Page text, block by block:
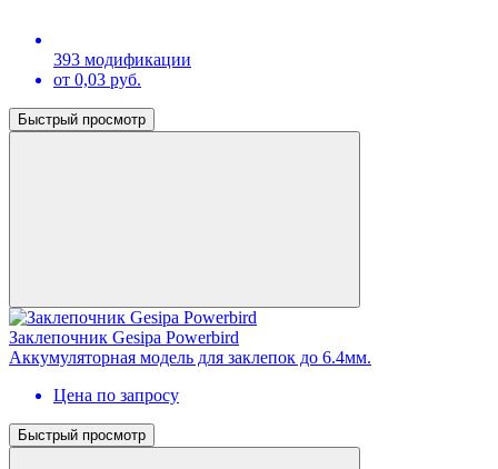
393 модификации
от 0,03 руб.
Быстрый просмотр
Заклепочник Gesipa Powerbird
Аккумуляторная модель для заклепок до 6.4мм.
Цена по запросу
Быстрый просмотр